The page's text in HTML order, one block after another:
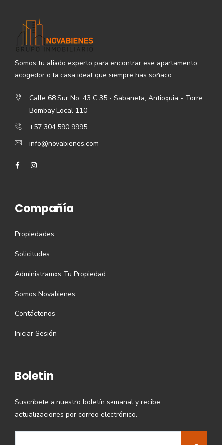
Somos tu aliado experto para encontrar ese apartamento
acogedor o la casa ideal que siempre has soñado.
Calle 68 Sur No. 43 C 35 - Sabaneta, Antioquia - Torre
Bombay Local 110
+57 304 590 9995
info@novabienes.com
Compañía
Propiedades
Solicitudes
Administramos Tu Propiedad
Somos Novabienes
Contáctenos
Iniciar Sesión
Boletín
Suscríbete a nuestro boletín semanal y recibe
actualizaciones por correo electrónico.